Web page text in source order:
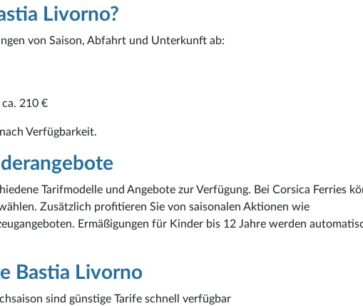
Livorno?
von Saison, Abfahrt und Unterkunft ab:
ca. 210 €
Verfügbarkeit.
Tarifmodelle und Angebote zur Verfügung. Bei Corsica Ferries
Zusätzlich profitieren Sie von saisonalen Aktionen wie
Ermäßigungen für Kinder bis 12 Jahre werden
Bastia Livorno
sind günstige Tarife schnell verfügbar